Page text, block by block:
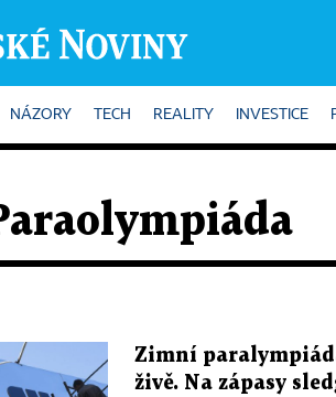
NÁZORY TECH REALITY INVESTICE
Zimní
živě. Na zápasy